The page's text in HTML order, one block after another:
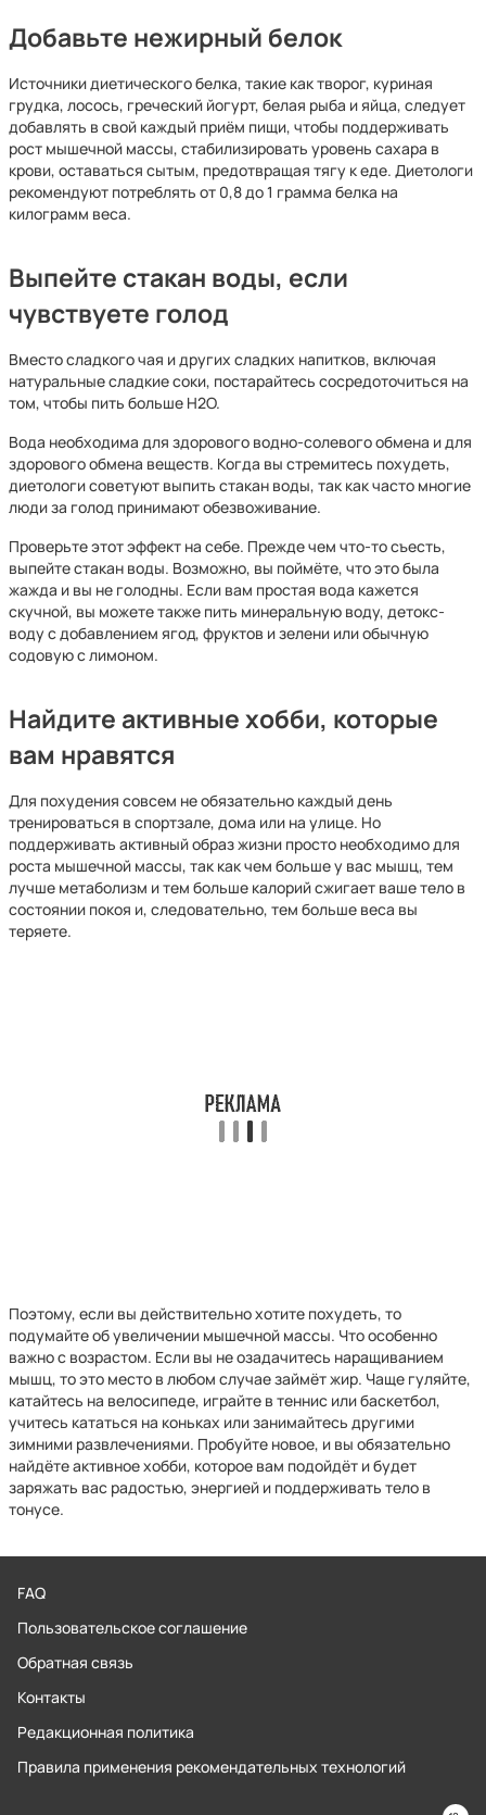
Добавьте нежирный белок
Источники диетического белка, такие как творог, куриная
грудка, лосось, греческий йогурт, белая рыба и яйца, следует
добавлять в свой каждый приём пищи, чтобы поддерживать
рост мышечной массы, стабилизировать уровень сахара в
крови, оставаться сытым, предотвращая тягу к еде. Диетологи
рекомендуют потреблять от 0,8 до 1 грамма белка на
килограмм веса.
Выпейте стакан воды, если
чувствуете голод
Вместо сладкого чая и других сладких напитков, включая
натуральные сладкие соки, постарайтесь сосредоточиться на
том, чтобы пить больше H2O.
Вода необходима для здорового водно-солевого обмена и для
здорового обмена веществ. Когда вы стремитесь похудеть,
диетологи советуют выпить стакан воды, так как часто многие
люди за голод принимают обезвоживание.
Проверьте этот эффект на себе. Прежде чем что-то съесть,
выпейте стакан воды. Возможно, вы поймёте, что это была
жажда и вы не голодны. Если вам простая вода кажется
скучной, вы можете также пить минеральную воду, детокс-
воду с добавлением ягод, фруктов и зелени или обычную
содовую с лимоном.
Найдите активные хобби, которые
вам нравятся
Для похудения совсем не обязательно каждый день
тренироваться в спортзале, дома или на улице. Но
поддерживать активный образ жизни просто необходимо для
роста мышечной массы, так как чем больше у вас мышц, тем
лучше метаболизм и тем больше калорий сжигает ваше тело в
состоянии покоя и, следовательно, тем больше веса вы
теряете.
Поэтому, если вы действительно хотите похудеть, то
подумайте об увеличении мышечной массы. Что особенно
важно с возрастом. Если вы не озадачитесь наращиванием
мышц, то это место в любом случае займёт жир. Чаще гуляйте,
катайтесь на велосипеде, играйте в теннис или баскетбол,
учитесь кататься на коньках или занимайтесь другими
зимними развлечениями. Пробуйте новое, и вы обязательно
найдёте активное хобби, которое вам подойдёт и будет
заряжать вас радостью, энергией и поддерживать тело в
тонусе.
FAQ
Пользовательское соглашение
Обратная связь
Контакты
Редакционная политика
Правила применения рекомендательных технологий